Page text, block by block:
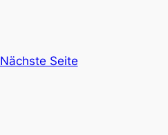
Nächste Seite